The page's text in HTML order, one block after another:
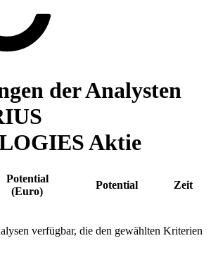
der Analysten
Aktie
Potential
(Euro)
Potential Zeit
verfügbar, die den gewählten Kriterien